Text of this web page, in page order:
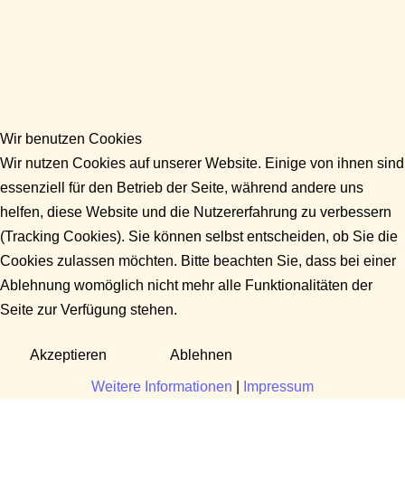
Wir benutzen Cookies
Wir nutzen Cookies auf unserer Website. Einige von ihnen sind
essenziell für den Betrieb der Seite, während andere uns
helfen, diese Website und die Nutzererfahrung zu verbessern
(Tracking Cookies). Sie können selbst entscheiden, ob Sie die
Cookies zulassen möchten. Bitte beachten Sie, dass bei einer
Ablehnung womöglich nicht mehr alle Funktionalitäten der
Seite zur Verfügung stehen.
Akzeptieren Ablehnen
Weitere Informationen Impressum